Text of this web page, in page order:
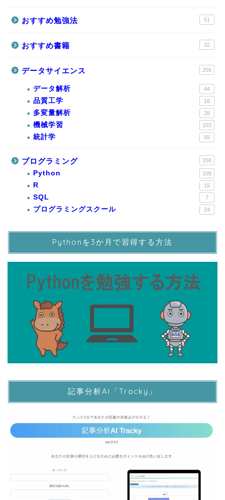
おすすめ勉強法 51
おすすめ書籍 32
データサイエンス 256
データ解析 44
品質工学 16
多変量解析 28
機械学習 103
統計学 65
プログラミング 158
Python 109
R 15
SQL 7
プログラミングスクール 24
Pythonを3か月で習得する方法
記事分析AI「Tracky」